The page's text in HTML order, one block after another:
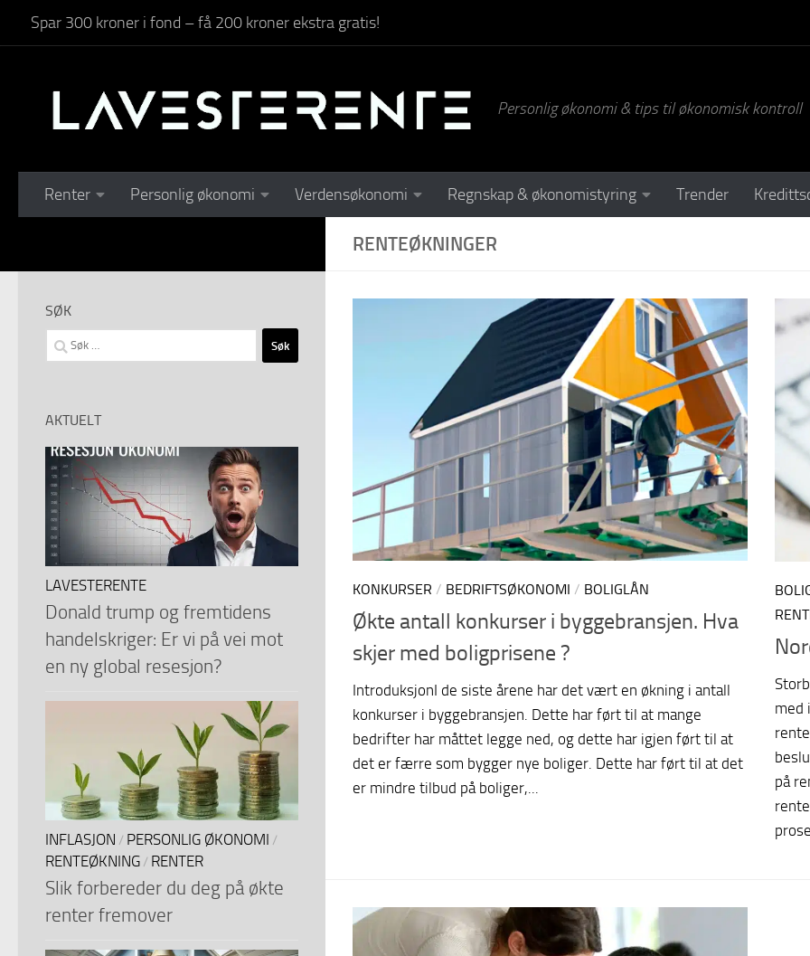
Skip to content
Spar 300 kroner i fond – få 200 kroner ekstra gratis!
Personlig økonomi & tips til økonomisk kontroll
Renter Personlig økonomi Verdensøkonomi Regnskap & økonomistyring Trender
RENTEØKNINGER
KONKURSER / BEDRIFTSØKONOMI / BOLIGLÅN
Økte antall konkurser i byggebransjen. Hva
skjer med boligprisene ?
IntroduksjonI de siste årene har det vært en økning i antall
konkurser i byggebransjen. Dette har ført til at mange
bedrifter har måttet legge ned, og dette har igjen ført til at
det er færre som bygger nye boliger. Dette har ført til at det
er mindre tilbud på boliger,...
med
på
SØK
Søk
etter:
AKTUELT
LAVESTERENTE
Donald trump og fremtidens
handelskriger: Er vi på vei mot
en ny global resesjon?
INFLASJON / PERSONLIG ØKONOMI /
RENTEØKNING / RENTER
Slik forbereder du deg på økte
renter fremover